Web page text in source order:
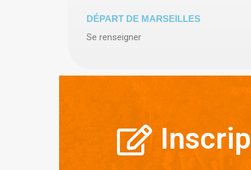
DÉPART DE MARSEILLES
Se renseigner